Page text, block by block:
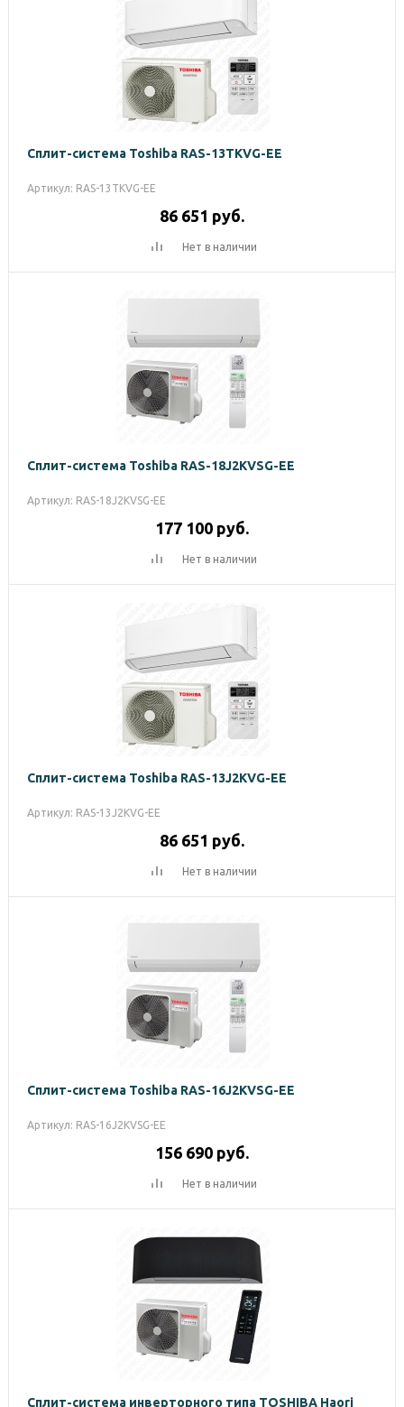
Сплит-система Toshiba RAS-13TKVG-EE
Артикул: RAS-13TKVG-EE
86 651 руб.
Нет в наличии
Сплит-система Toshiba RAS-18J2KVSG-EE
Артикул: RAS-18J2KVSG-EE
177 100 руб.
Нет в наличии
Сплит-система Toshiba RAS-13J2KVG-EE
Артикул: RAS-13J2KVG-EE
86 651 руб.
Нет в наличии
Сплит-система Toshiba RAS-16J2KVSG-EE
Артикул: RAS-16J2KVSG-EE
156 690 руб.
Нет в наличии
Сплит-система инверторного типа TOSHIBA Haori